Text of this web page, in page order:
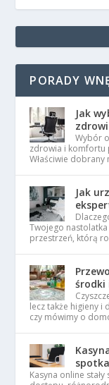
PORADY
Jak
Wybór
zdrowia i komfortu
Właściwie
Jak
Twojego
przestrzeń, którą
środki
lecz także higieny i
czy mówimy o
Kasyna online